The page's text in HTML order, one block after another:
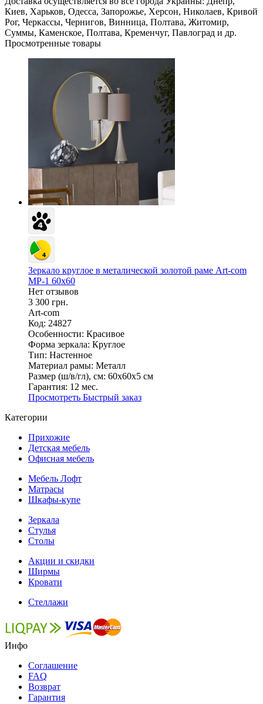
Киев, Харьков, Одесса, Запорожье, Херсон, Николаев, Кривой
Рог, Черкассы, Чернигов, Винница, Полтава, Житомир,
Суммы, Каменское, Полтава, Кременчуг, Павлоград и др.
Просмотренные товары
Зеркало круглое в металической золотой раме Art-com
МР-1 60х60
Нет отзывов
3 300 грн.
Art-com
Код: 24827
Особенности: Красивое
Форма зеркала: Круглое
Тип: Настенное
Материал рамы: Металл
Размер (ш/в/гл), см: 60х60х5 см
Гарантия: 12 мес.
Просмотреть Быстрый заказ
Категории
Прихожие
Детская мебель
Офисная мебель
Мебель Лофт
Матрасы
Шкафы-купе
Зеркала
Стулья
Столы
Акции и скидки
Ширмы
Кровати
Стеллажи
Инфо
Соглашение
FAQ
Возврат
Гарантия